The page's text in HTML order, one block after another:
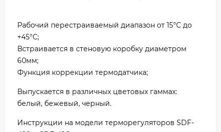
Рабочий перестраиваемый диапазон от 15°С до
+45°С;
Встраивается в стеновую коробку диаметром
60мм;
Функция коррекции термодатчика;
Выпускается в различных цветовых гаммах:
белый, бежевый, черный.
Инструкции на модели терморегуляторов SDF-